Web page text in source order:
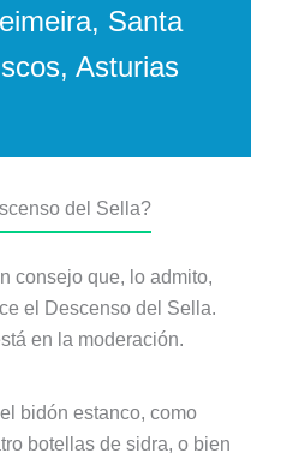
Santa
Asturias
del Sella?
consejo que, lo admito,
el Descenso del Sella.
en la moderación.
bidón estanco, como
botellas de sidra, o bien